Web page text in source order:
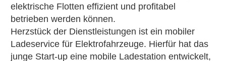
elektrische Flotten effizient und profitabel
betrieben werden können.
Herzstück der Dienstleistungen ist ein mobiler
Ladeservice für Elektrofahrzeuge. Hierfür hat das
junge Start-up eine mobile Ladestation entwickelt,